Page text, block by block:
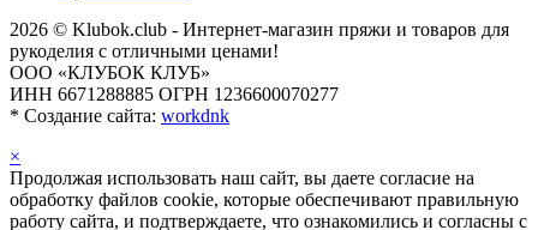
2026 © Klubok.club - Интернет-магазин пряжи и товаров для
рукоделия с отличными ценами!
ООО «КЛУБОК КЛУБ»
ИНН 6671288885 ОГРН 1236600070277
* Создание сайта: workdnk
×
Продолжая использовать наш сайт, вы даете согласие на
обработку файлов cookie, которые обеспечивают правильную
работу сайта, и подтверждаете, что ознакомились и согласны с